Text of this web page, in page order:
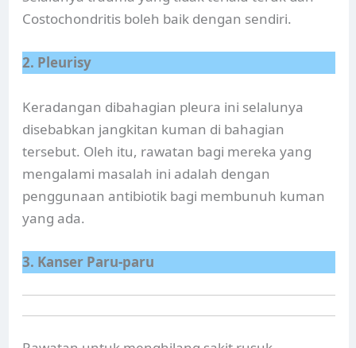
Costochondritis boleh baik dengan sendiri.
2. Pleurisy
Keradangan dibahagian pleura ini selalunya
disebabkan jangkitan kuman di bahagian
tersebut. Oleh itu, rawatan bagi mereka yang
mengalami masalah ini adalah dengan
penggunaan antibiotik bagi membunuh kuman
yang ada.
3. Kanser Paru-paru